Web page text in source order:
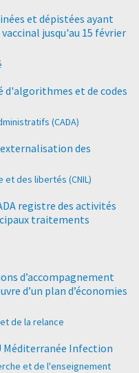
et dépistées ayant
jusqu'au 15 février
d'algorithmes et de codes
(CADA)
des
des libertés (CNIL)
registre des activités
traitements
d’accompagnement
d’un plan d’économies
de la relance
Méditerranée Infection
et de l'enseignement